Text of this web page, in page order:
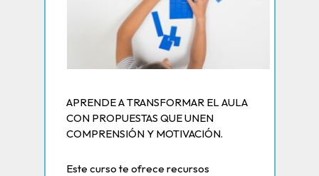
APRENDE A TRANSFORMAR EL AULA
CON PROPUESTAS QUE UNEN
COMPRENSIÓN Y MOTIVACIÓN.
Este curso te ofrece recursos